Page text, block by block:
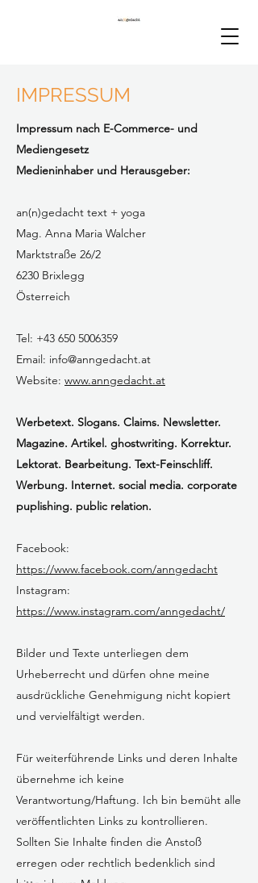
IMPRESSUM
Impressum nach E-Commerce- und
Mediengesetz
Medieninhaber und Herausgeber:
an(n)gedacht text + yoga
Mag. Anna Maria Walcher
Marktstraße 26/2
6230 Brixlegg
Österreich
Tel: +43 650 5006359
Email: info@anngedacht.at
Website: www.anngedacht.at
Werbetext. Slogans. Claims. Newsletter.
Magazine. Artikel. ghostwriting. Korrektur.
Lektorat. Bearbeitung. Text-Feinschliff.
Werbung. Internet. social media. corporate
puplishing. public relation.
Facebook:
https://www.facebook.com/anngedacht
Instagram:
https://www.instagram.com/anngedacht/
Bilder und Texte unterliegen dem
Urheberrecht und dürfen ohne meine
ausdrückliche Genehmigung nicht kopiert
und vervielfältigt werden.
Für weiterführende Links und deren Inhalte
übernehme ich keine
Verantwortung/Haftung. Ich bin bemüht alle
veröffentlichten Links zu kontrollieren.
Sollten Sie Inhalte finden die Anstoß
erregen oder rechtlich bedenklich sind